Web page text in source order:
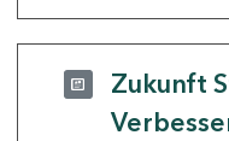
Zukunft